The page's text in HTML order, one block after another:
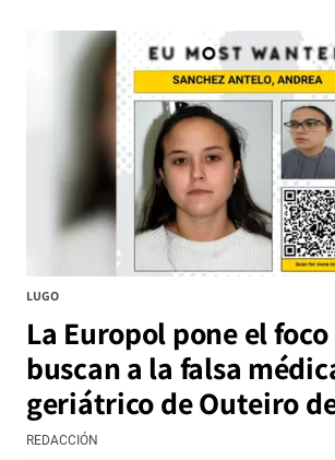
LUGO
La Europol pone el
buscan a la falsa
geriátrico de Outeiro
REDACCIÓN